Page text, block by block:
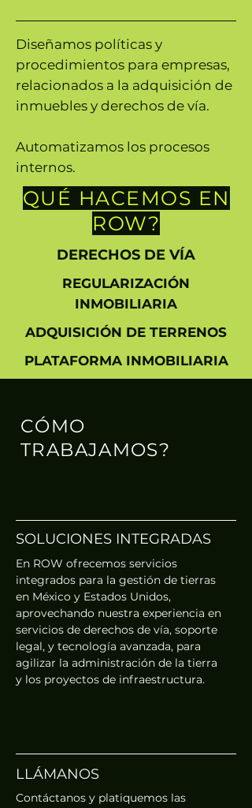
Diseñamos políticas y
procedimientos para empresas,
relacionados a la adquisición de
inmuebles y derechos de vía.
Automatizamos los procesos
internos.
QUÉ HACEMOS EN
ROW?
DERECHOS DE VÍA
REGULARIZACIÓN
INMOBILIARIA
ADQUISICIÓN DE TERRENOS
PLATAFORMA INMOBILIARIA
​CÓMO
TRABAJAMOS?
SOLUCIONES INTEGRADAS
En ROW ofrecemos servicios
integrados para la gestión de tierras
en México y Estados Unidos,
aprovechando nuestra experiencia en
servicios de derechos de vía, soporte
legal, y tecnología avanzada, para
agilizar la administración de la tierra
y los proyectos de infraestructura.
LLÁMANOS
Contáctanos y platiquemos las